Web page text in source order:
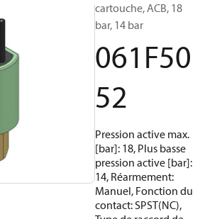
cartouche, ACB, 18
bar, 14 bar
061F50
52
Pression active max.
[bar]: 18, Plus basse
pression active [bar]:
14, Réarmement:
Manuel, Fonction du
contact: SPST(NC),